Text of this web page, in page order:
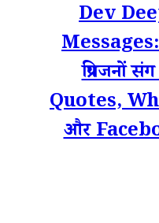
Dev
Messages:
प्रियजनों
Quotes,
और